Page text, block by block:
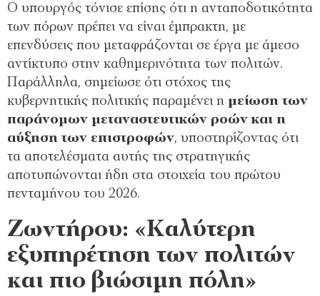
Ο υπουργός τόνισε επίσης ότι η ανταποδοτικότητα
των πόρων πρέπει να είναι έμπρακτη, με
επενδύσεις που μεταφράζονται σε έργα με άμεσο
αντίκτυπο στην καθημερινότητα των πολιτών.
Παράλληλα, σημείωσε ότι στόχος της
κυβερνητικής πολιτικής παραμένει η μείωση των
παράνομων μεταναστευτικών ροών και η
αύξηση των επιστροφών, υποστηρίζοντας ότι
τα αποτελέσματα αυτής της στρατηγικής
αποτυπώνονται ήδη στα στοιχεία του πρώτου
πενταμήνου του 2026.
Ζωντήρου: «Καλύτερη
εξυπηρέτηση των πολιτών
και πιο βιώσιμη πόλη»